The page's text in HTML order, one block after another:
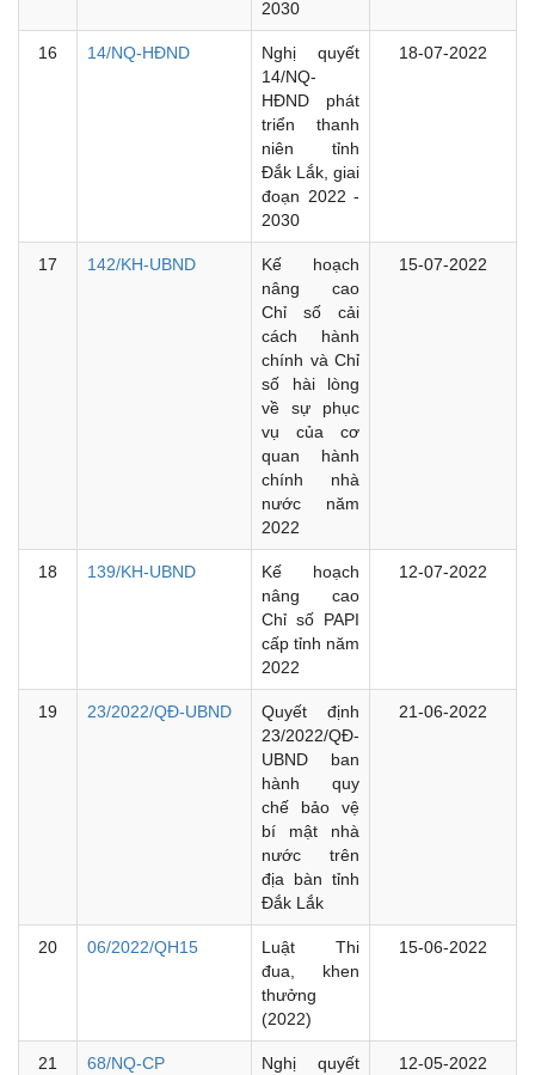
2030
16 14/NQ-HĐND
Nghị quyết
14/NQ-
HĐND phát
triển thanh
niên tỉnh
Đắk Lắk, giai
đoạn 2022 -
2030
18-07-2022
17 142/KH-UBND
Kế hoạch
nâng cao
Chỉ số cải
cách hành
chính và Chỉ
số hài lòng
về sự phục
vụ của cơ
quan hành
chính nhà
nước năm
2022
15-07-2022
18 139/KH-UBND
Kế hoạch
nâng cao
Chỉ số PAPI
cấp tỉnh năm
2022
12-07-2022
19 23/2022/QĐ-UBND
Quyết định
23/2022/QĐ-
UBND ban
hành quy
chế bảo vệ
bí mật nhà
nước trên
địa bàn tỉnh
Đắk Lắk
21-06-2022
20 06/2022/QH15
Luật Thi
đua, khen
thưởng
(2022)
15-06-2022
21 68/NQ-CP
Nghị quyết
12-05-2022